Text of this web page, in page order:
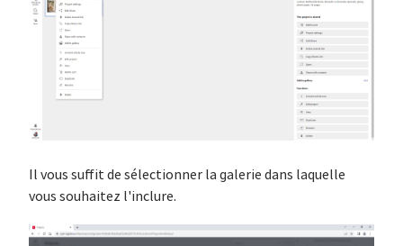
Il vous suffit de sélectionner la galerie dans laquelle
vous souhaitez l'inclure.